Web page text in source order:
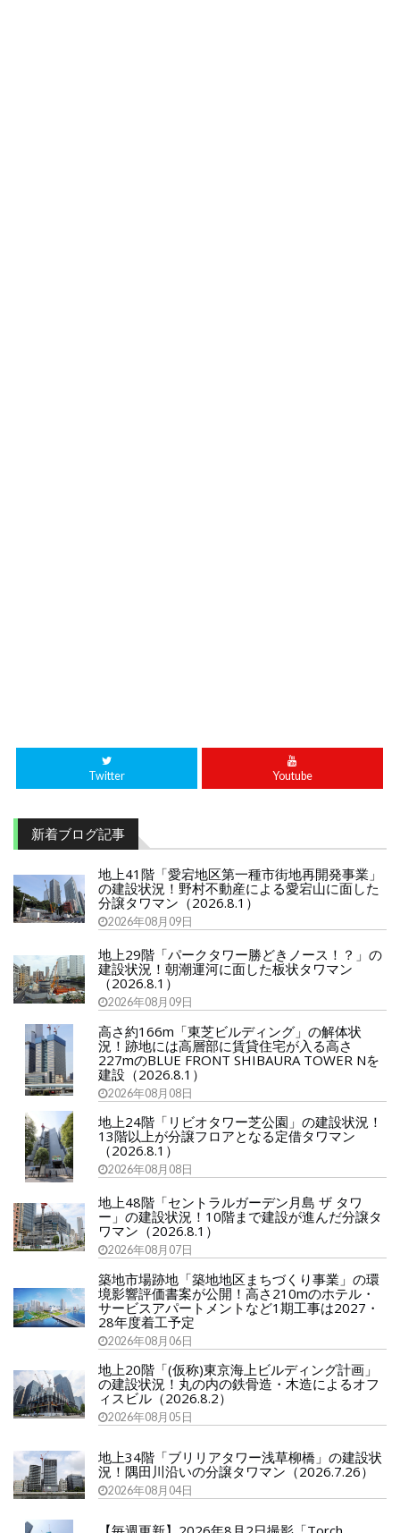
Twitter Youtube
新着ブログ記事
地上41階「愛宕地区第一種市街地再開発事業」
の建設状況！野村不動産による愛宕山に面した
分譲タワマン（2026.8.1）
2026年08月09日
地上29階「パークタワー勝どきノース！？」の
建設状況！朝潮運河に面した板状タワマン
（2026.8.1）
2026年08月09日
高さ約166m「東芝ビルディング」の解体状
況！跡地には高層部に賃貸住宅が入る高さ
227mのBLUE FRONT SHIBAURA TOWER Nを
建設（2026.8.1）
2026年08月08日
地上24階「リビオタワー芝公園」の建設状況！
13階以上が分譲フロアとなる定借タワマン
（2026.8.1）
2026年08月08日
地上48階「セントラルガーデン月島 ザ タワ
ー」の建設状況！10階まで建設が進んだ分譲タ
ワマン（2026.8.1）
2026年08月07日
築地市場跡地「築地地区まちづくり事業」の環
境影響評価書案が公開！高さ210mのホテル・
サービスアパートメントなど1期工事は2027・
28年度着工予定
2026年08月06日
地上20階「(仮称)東京海上ビルディング計画」
の建設状況！丸の内の鉄骨造・木造によるオフ
ィスビル（2026.8.2）
2026年08月05日
地上34階「ブリリアタワー浅草柳橋」の建設状
況！隅田川沿いの分譲タワマン（2026.7.26）
2026年08月04日